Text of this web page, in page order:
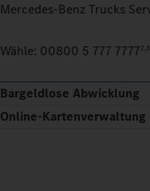
Mercedes‑Benz Trucks
Wähle: 00800 5 777 77772,3
Bargeldlose Abwicklung
Online-Kartenverwaltung